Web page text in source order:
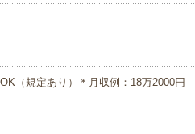
（規定あり）＊月収例：18万2000円